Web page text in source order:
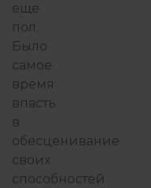
еще
пол.
Было
самое
время
впасть
в
обесценивание
своих
способностей